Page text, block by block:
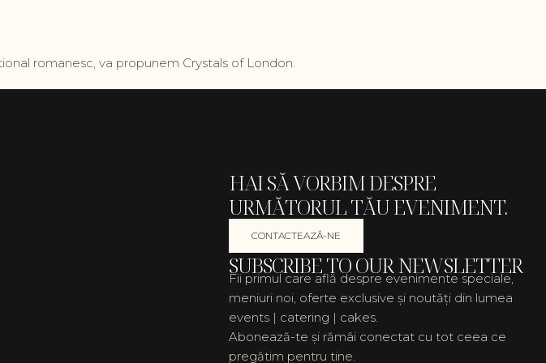
romanesc, va propunem Crystals of London.
HAI SĂ VORBIM DESPRE
URMĂTORUL TĂU EVENIMENT.
CONTACTEAZĂ-NE
SUBSCRIBE TO OUR NEWSLETTER
Fii primul care află despre evenimente speciale,
meniuri noi, oferte exclusive și noutăți din lumea
events | catering | cakes.
Abonează-te și rămâi conectat cu tot ceea ce
pregătim pentru tine.